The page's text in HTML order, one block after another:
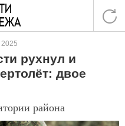
рухнул и
двое
района